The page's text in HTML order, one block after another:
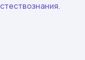
.